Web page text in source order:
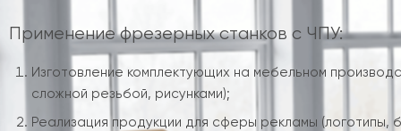
Применение фрезерных станков с ЧПУ:
Изготовление комплектующих на мебельном
сложной резьбой, рисунками);
Реализация продукции для сферы рекламы (логотипы,